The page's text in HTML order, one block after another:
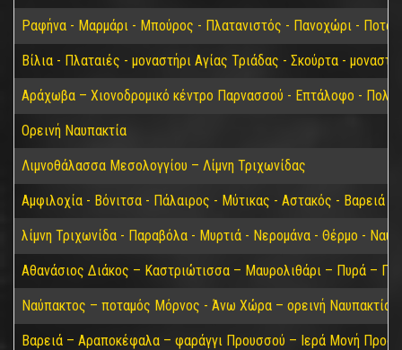
Ραφήνα - Μαρμάρι - Μπούρος - Πλατανιστός - Πανοχώρι -
Βίλια - Πλαταιές - μοναστήρι Αγίας Τριάδας - Σκούρτα -
Αράχωβα – Χιονοδρομικό κέντρο Παρνασσού - Επτάλοφο -
Ορεινή Ναυπακτία
Λιμνοθάλασσα Μεσολογγίου – Λίμνη Τριχωνίδας
Αμφιλοχία - Βόνιτσα - Πάλαιρος - Μύτικας - Αστακός - Βαρειά
λίμνη Τριχωνίδα - Παραβόλα - Μυρτιά - Νερομάνα - Θέρμο -
Αθανάσιος Διάκος – Καστριώτισσα – Μαυρολιθάρι – Πυρά –
Ναύπακτος – ποταμός Μόρνος - Άνω Χώρα – ορεινή Ναυπακτία
Βαρειά – Αραποκέφαλα – φαράγγι Προυσσού – Ιερά Μονή